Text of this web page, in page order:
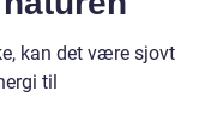
kan det være sjovt
til